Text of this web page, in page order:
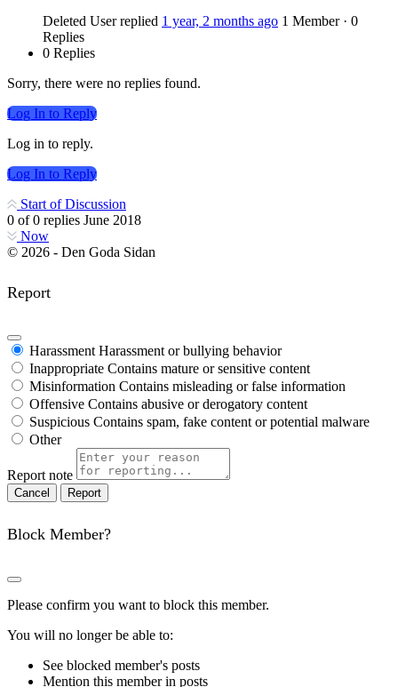
Deleted User replied 1 year, 2 months ago 1 Member · 0
Replies
0 Replies
Sorry, there were no replies found.
Log In to Reply
Log in to reply.
Log In to Reply
Start of Discussion
0 of0 replies June 2018
Now
© 2026 - Den Goda Sidan
Report
Harassment Harassment or bullying behavior
Inappropriate Contains mature or sensitive content
Misinformation Contains misleading or false information
Offensive Contains abusive or derogatory content
Suspicious Contains spam, fake content or potential malware
Other
Report note
Report
Block Member?
Please confirm you want to block this member.
You will no longer be able to:
See blocked member's posts
Mention this member in posts